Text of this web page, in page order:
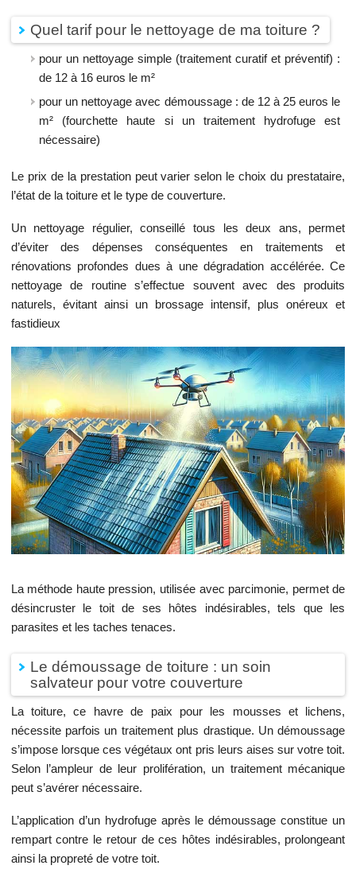
Quel tarif pour le nettoyage de ma toiture ?
pour un nettoyage simple (traitement curatif et préventif) :
de 12 à 16 euros le m²
pour un nettoyage avec démoussage : de 12 à 25 euros le
m² (fourchette haute si un traitement hydrofuge est
nécessaire)
Le prix de la prestation peut varier selon le choix du prestataire,
l’état de la toiture et le type de couverture.
Un nettoyage régulier, conseillé tous les deux ans, permet
d’éviter des dépenses conséquentes en traitements et
rénovations profondes dues à une dégradation accélérée. Ce
nettoyage de routine s’effectue souvent avec des produits
naturels, évitant ainsi un brossage intensif, plus onéreux et
fastidieux
La méthode haute pression, utilisée avec parcimonie, permet de
désincruster le toit de ses hôtes indésirables, tels que les
parasites et les taches tenaces.
Le démoussage de toiture : un soin
salvateur pour votre couverture
La toiture, ce havre de paix pour les mousses et lichens,
nécessite parfois un traitement plus drastique. Un démoussage
s’impose lorsque ces végétaux ont pris leurs aises sur votre toit.
Selon l’ampleur de leur prolifération, un traitement mécanique
peut s’avérer nécessaire.
L’application d’un hydrofuge après le démoussage constitue un
rempart contre le retour de ces hôtes indésirables, prolongeant
ainsi la propreté de votre toit.